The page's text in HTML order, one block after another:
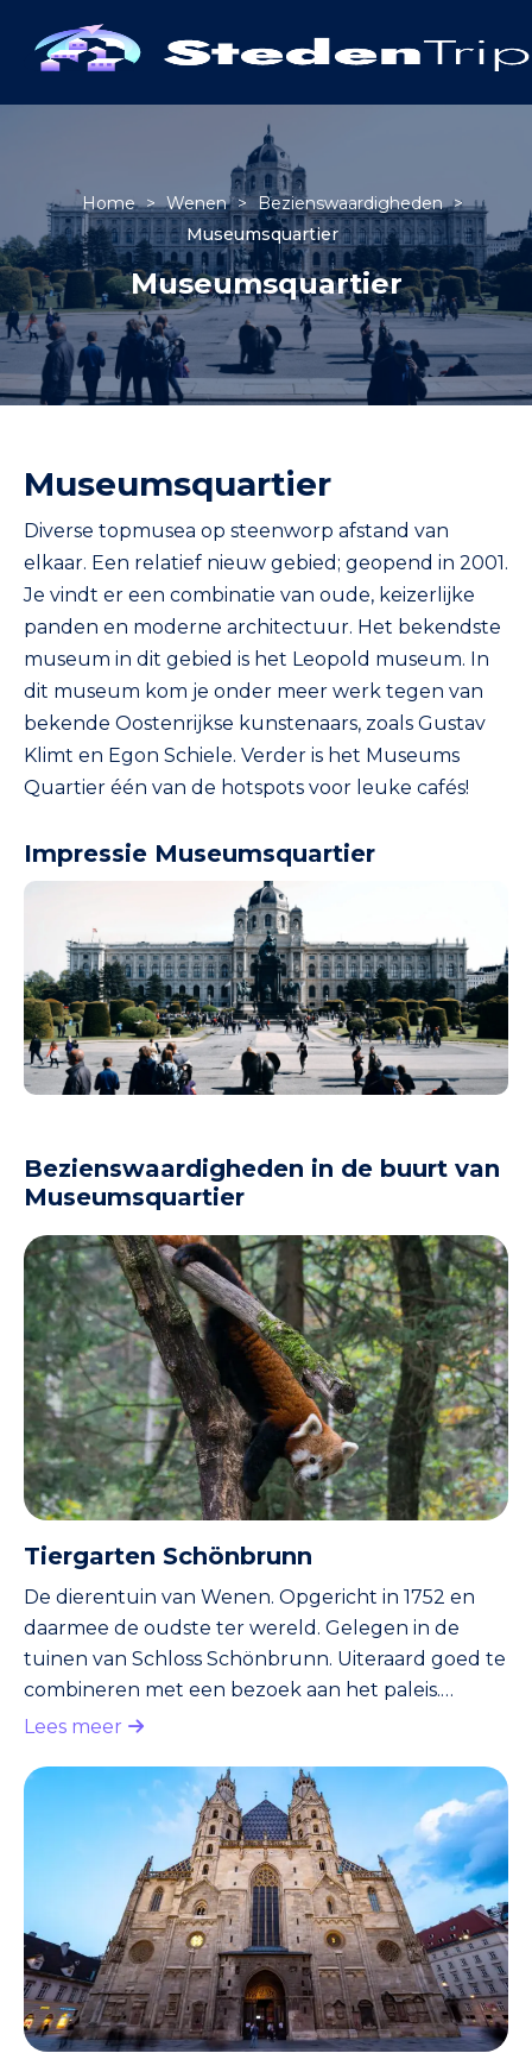
Home > Wenen > Bezienswaardigheden >
Museumsquartier
Museumsquartier
Museumsquartier
Diverse topmusea op steenworp afstand van
elkaar. Een relatief nieuw gebied; geopend in 2001.
Je vindt er een combinatie van oude, keizerlijke
panden en moderne architectuur. Het bekendste
museum in dit gebied is het Leopold museum. In
dit museum kom je onder meer werk tegen van
bekende Oostenrijkse kunstenaars, zoals Gustav
Klimt en Egon Schiele. Verder is het Museums
Quartier één van de hotspots voor leuke cafés!
Impressie Museumsquartier
Bezienswaardigheden in de buurt van
Museumsquartier
Tiergarten Schönbrunn
De dierentuin van Wenen. Opgericht in 1752 en
daarmee de oudste ter wereld. Gelegen in de
tuinen van Schloss Schönbrunn. Uiteraard goed te
combineren met een bezoek aan het paleis.
Hoogtepunt van de Zoo: de pandaberen
aan de dierentuin is dat je er, meer dan in het
centrum, de inwoners van Wenen tegenkomt.
Lees meer